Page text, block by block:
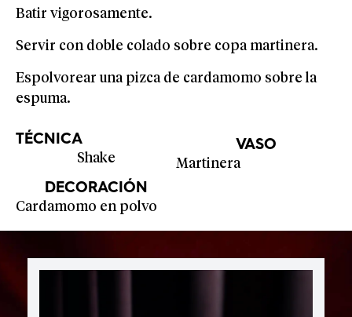
Batir vigorosamente.
Servir con doble colado sobre copa martinera.
Espolvorear una pizca de cardamomo sobre la
espuma.
TÉCNICA
Shake
VASO
Martinera
DECORACIÓN
Cardamomo en polvo